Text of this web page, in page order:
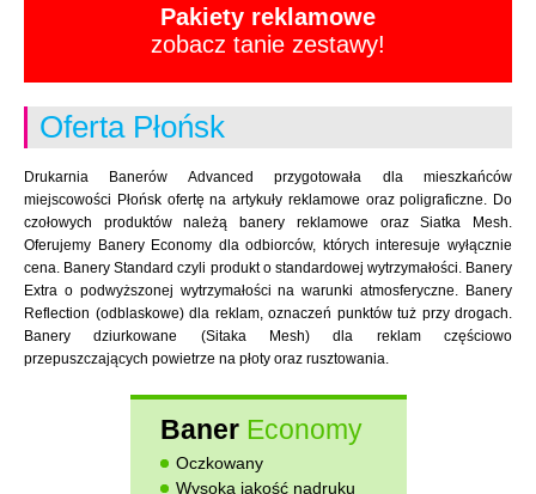
Pakiety reklamowe
zobacz tanie zestawy!
Oferta Płońsk
Drukarnia Banerów Advanced przygotowała dla mieszkańców
miejscowości Płońsk ofertę na artykuły reklamowe oraz poligraficzne. Do
czołowych produktów należą banery reklamowe oraz Siatka Mesh.
Oferujemy Banery Economy dla odbiorców, których interesuje wyłącznie
cena. Banery Standard czyli produkt o standardowej wytrzymałości. Banery
Extra o podwyższonej wytrzymałości na warunki atmosferyczne. Banery
Reflection (odblaskowe) dla reklam, oznaczeń punktów tuż przy drogach.
Banery dziurkowane (Sitaka Mesh) dla reklam częściowo
przepuszczających powietrze na płoty oraz rusztowania.
Baner Economy
Oczkowany
Wysoka jakość nadruku